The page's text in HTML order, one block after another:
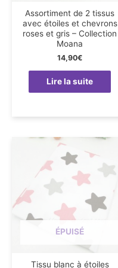
Assortiment de 2 tissus
avec étoiles et chevrons
roses et gris – Collection
Moana
14,90€
Lire la suite
ÉPUISÉ
Tissu blanc à étoiles